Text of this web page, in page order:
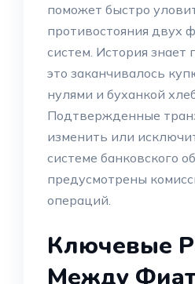
поможет быстро
противостояния двух
систем. История знает
это заканчивалось
нулями и буханкой
Подтвержденные
изменить или
системе банковского
предусмотрены
операций.
Ключевые
Между